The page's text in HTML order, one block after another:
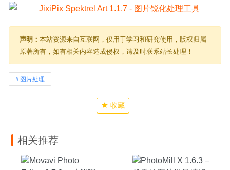
声明： 本站资源来自互联网，仅用于学习和研究使用，版权归属
原著所有，如有相关内容造成侵权，请及时联系站长处理！
图片处理
收藏
相关推荐